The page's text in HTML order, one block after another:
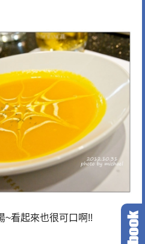
~看起來也很可口啊!!